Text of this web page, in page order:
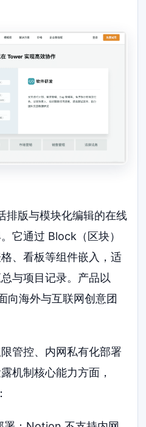
排版与模块化编辑的在线
它通过 Block（区块）
、看板等组件嵌入，适
与项目记录。产品以
向海外与互联网创意团
管控、内网私有化部署
机制核心能力方面，